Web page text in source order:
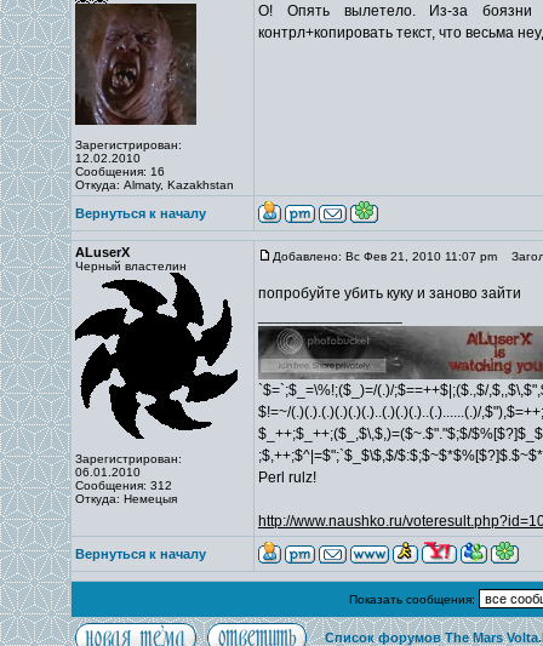
Зарегистрирован:
12.02.2010
Сообщения: 16
Откуда: Almaty, Kazakhstan
О! Опять вылетело. Из-за боязни
контрл+копировать текст, что весьма
Вернуться к началу
ALuserX
Черный властелин
Зарегистрирован:
06.01.2010
Сообщения: 312
Откуда: Немецыя
Добавлено: Вс Фев 21, 2010 11:07 pm
попробуйте убить куку и заново зайти
`$=`;$_=\%!;($_)=/(.)/;$==++$|;($.,$/
$!=~/(.)(.).(.)(.)(.)(.)..(.)(.)(.)..(.)......(.)/
$_++;$_++;($_,$\,$,)=($~.$"."$;$/
;$,++;$^|=$";`$_$\$,$/
Perl rulz!
http://www.naushko.ru/
Вернуться к началу
Показать сообщения:
Список форумов The Mars